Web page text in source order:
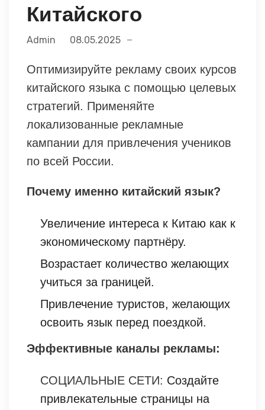
Китайского
Admin 08.05.2025
Оптимизируйте рекламу своих курсов
китайского языка с помощью целевых
стратегий. Применяйте
локализованные рекламные
кампании для привлечения учеников
по всей России.
Почему именно китайский язык?
Увеличение интереса к Китаю как к
экономическому партнёру.
Возрастает количество желающих
учиться за границей.
Привлечение туристов, желающих
освоить язык перед поездкой.
Эффективные каналы рекламы:
СОЦИАЛЬНЫЕ СЕТИ: Создайте
привлекательные страницы на